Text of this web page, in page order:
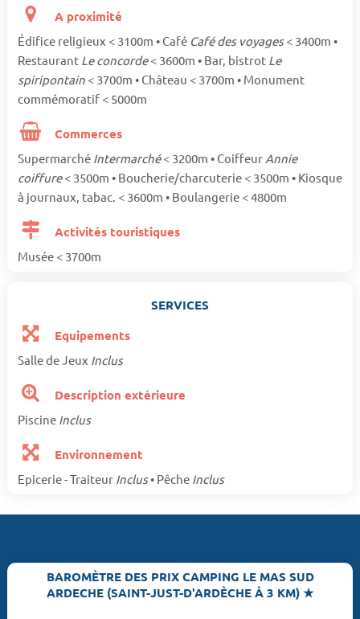
A proximité
Édifice religieux < 3100m • Café Café des voyages< 3400m •
Restaurant Le concorde< 3600m • Bar, bistrot Le
spiripontain < 3700m • Château < 3700m • Monument
commémoratif < 5000m
Commerces
Supermarché Intermarché< 3200m • Coiffeur Annie
coiffure< 3500m • Boucherie/charcuterie < 3500m • Kiosque
à journaux, tabac. < 3600m • Boulangerie < 4800m
Activités touristiques
Musée < 3700m
SERVICES
Equipements
Salle de Jeux Inclus
Description extérieure
Piscine Inclus
Environnement
Epicerie - Traiteur Inclus• Pêche Inclus
BAROMÈTRE DES PRIX CAMPING LE MAS SUD
ARDECHE (SAINT-JUST-D'ARDÈCHE À 3 KM) ★